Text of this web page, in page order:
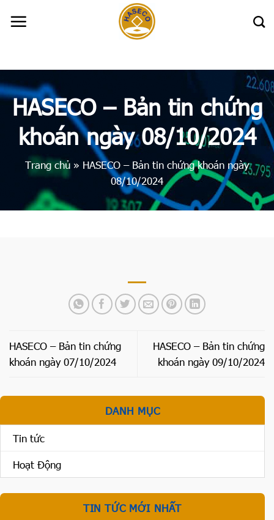
HASECO – Bản tin chứng
khoán ngày 08/10/2024
Trang chủ » HASECO – Bản tin chứng khoán ngày
08/10/2024
HASECO – Bản tin chứng
khoán ngày 07/10/2024
HASECO – Bản tin chứng
khoán ngày 09/10/2024
DANH MỤC
Tin tức
Hoạt Động
TIN TỨC MỚI NHẤT